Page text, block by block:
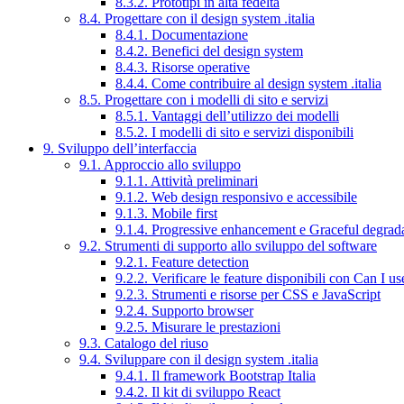
8.4. Progettare con il design system .italia
8.4.1. Documentazione
8.4.2. Benefici del design system
8.4.3. Risorse operative
8.4.4. Come contribuire al design system .italia
8.5. Progettare con i modelli di sito e servizi
8.5.1. Vantaggi dell’utilizzo dei modelli
8.5.2. I modelli di sito e servizi disponibili
9. Sviluppo dell’interfaccia
9.1. Approccio allo sviluppo
9.1.1. Attività preliminari
9.1.2. Web design responsivo e accessibile
9.1.3. Mobile first
9.1.4. Progressive enhancement e Graceful
9.2. Strumenti di supporto allo sviluppo del software
9.2.1. Feature detection
9.2.2. Verificare le feature disponibili con Can I
9.2.3. Strumenti e risorse per CSS e JavaScript
9.2.4. Supporto browser
9.2.5. Misurare le prestazioni
9.3. Catalogo del riuso
9.4. Sviluppare con il design system .italia
9.4.1. Il framework Bootstrap Italia
9.4.2. Il kit di sviluppo React